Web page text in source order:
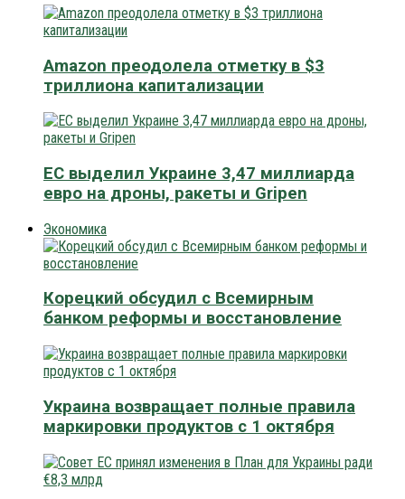
Amazon преодолела отметку в $3
триллиона капитализации
ЕС выделил Украине 3,47 миллиарда
евро на дроны, ракеты и Gripen
Экономика
Корецкий обсудил с Всемирным
банком реформы и восстановление
Украина возвращает полные правила
маркировки продуктов с 1 октября